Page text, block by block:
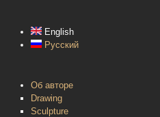
English
Русский
Об авторе
Drawing
Sculpture